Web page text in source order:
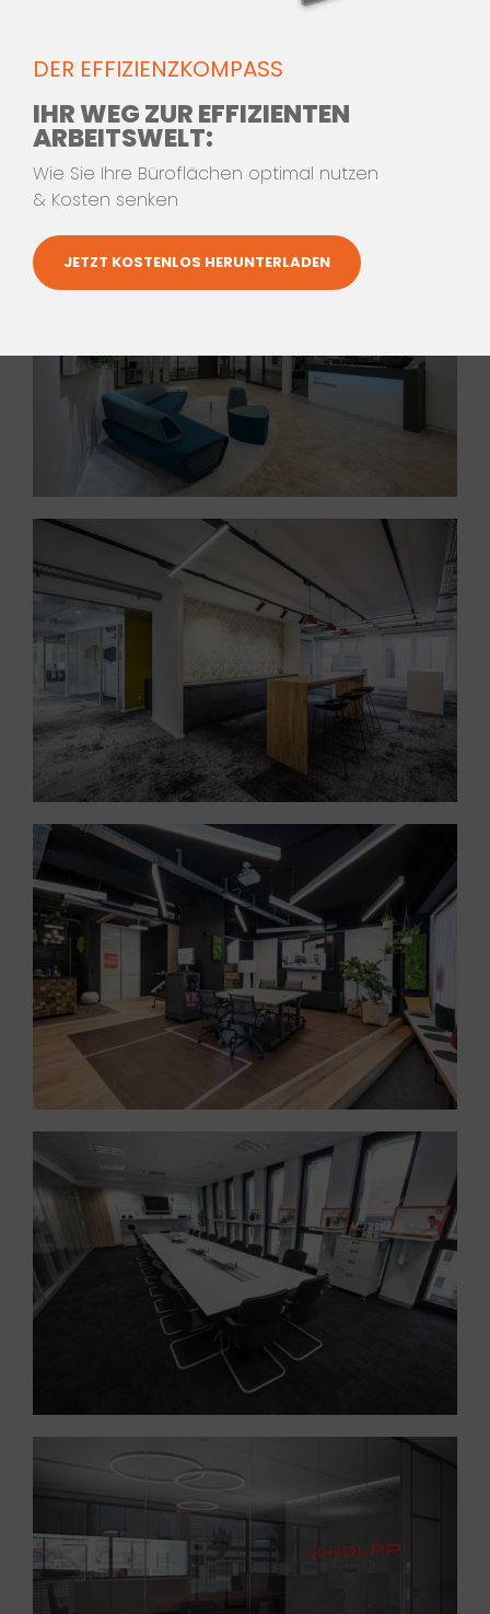
DER EFFIZIENZKOMPASS
IHR WEG ZUR EFFIZIENTEN
ARBEITSWELT:
Wie Sie Ihre Büroflächen optimal nutzen
& Kosten senken
JETZT KOSTENLOS HERUNTERLADEN